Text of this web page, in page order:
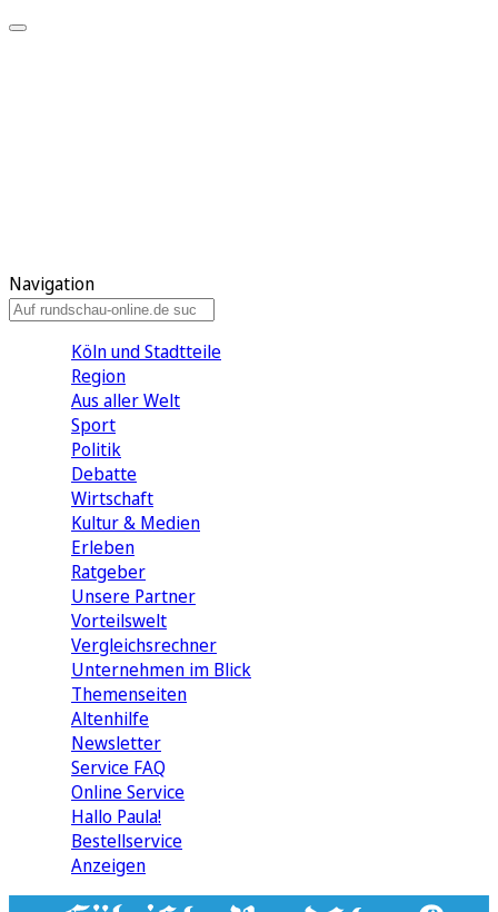
Navigation
Köln und Stadtteile
Region
Aus aller Welt
Sport
Politik
Debatte
Wirtschaft
Kultur & Medien
Erleben
Ratgeber
Unsere Partner
Vorteilswelt
Vergleichsrechner
Unternehmen im Blick
Themenseiten
Altenhilfe
Newsletter
Service FAQ
Online Service
Hallo Paula!
Bestellservice
Anzeigen